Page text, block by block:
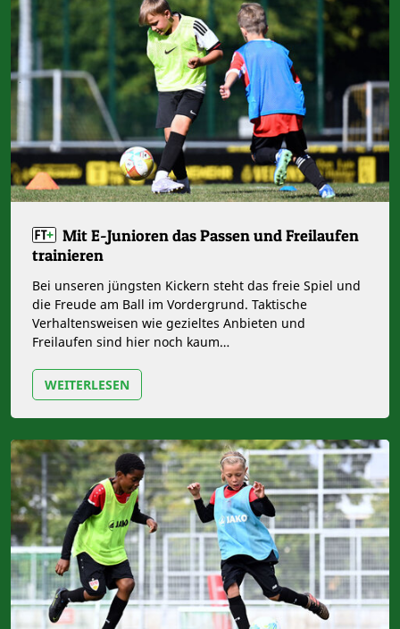
Mit E-Junioren das Passen und Freilaufen
trainieren
Bei unseren jüngsten Kickern steht das freie Spiel und
die Freude am Ball im Vordergrund. Taktische
Verhaltensweisen wie gezieltes Anbieten und
Freilaufen sind hier noch kaum…
WEITERLESEN